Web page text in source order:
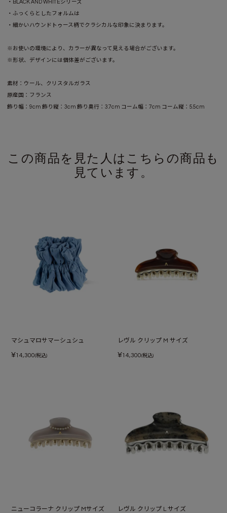
・BLACK AND WHITEシリーズ
・ふっくらとしたフォルムは
・細かいハウンドトゥース柄でクラシカルな印象に決まります。
※お使いの環境により、カラーが異なって見える場合がございます。
※形状、デザインには個体差がございます。
素材：ウール、クリスタルガラス
原産国：フランス
飾り幅：9cm 飾り縦：3cm 飾り奥行：3.7cm コーム幅：7cm コーム縦：5.5cm
この商品を見た人はこちらの商品も
見ています。
マシュマロサマーシュシュ
¥14,300(税込)
レヴル クリップ M サイズ
¥14,300(税込)
ニューコラーナ クリップ Mサイズ レヴル クリップ L サイズ